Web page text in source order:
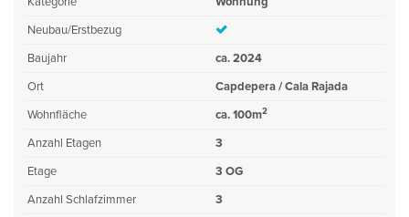
Neubau/Erstbezug
Baujahr
ca. 2024
Ort
Capdepera / Cala Rajada
Wohnfläche
ca. 100m2
Anzahl Etagen
3
Etage
3 OG
Anzahl Schlafzimmer
3